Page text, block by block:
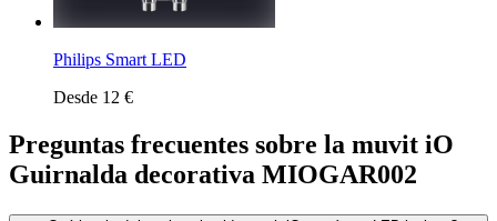
Philips Smart LED
Desde 12 €
Preguntas frecuentes sobre la muvit iO
Guirnalda decorativa MIOGAR002